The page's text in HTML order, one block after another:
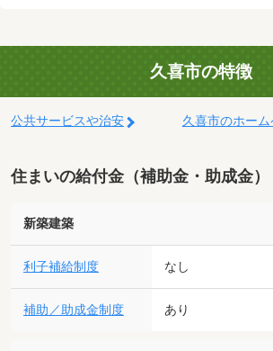
久喜市の特徴
公共サービスや治安 久喜市のホー
住まいの給付金（補助金・助成金）
新築建築
利子補給制度 なし
補助／助成金制度 あり